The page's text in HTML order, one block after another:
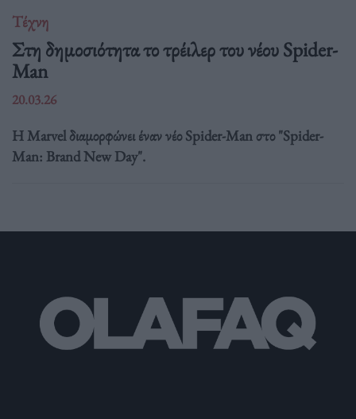
Τέχνη
Στη δημοσιότητα το τρέιλερ του νέου Spider-
Man
20.03.26
Η Marvel διαμορφώνει έναν νέο Spider-Man στο "Spider-
Man: Brand New Day".